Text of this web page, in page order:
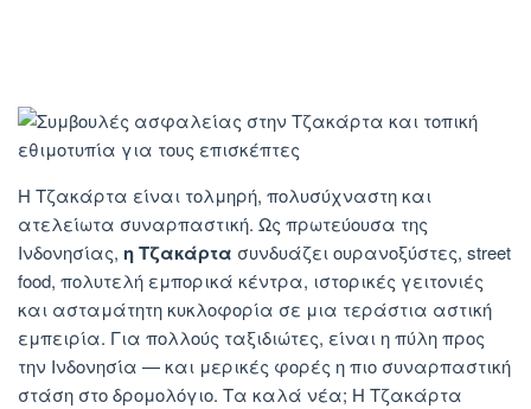
Η Τζακάρτα είναι τολμηρή, πολυσύχναστη και
ατελείωτα συναρπαστική. Ως πρωτεύουσα της
Ινδονησίας, η Τζακάρτα συνδυάζει ουρανοξύστες, street
food, πολυτελή εμπορικά κέντρα, ιστορικές γειτονιές
και ασταμάτητη κυκλοφορία σε μια τεράστια αστική
εμπειρία. Για πολλούς ταξιδιώτες, είναι η πύλη προς
την Ινδονησία — και μερικές φορές η πιο συναρπαστική
στάση στο δρομολόγιο. Τα καλά νέα; Η Τζακάρτα